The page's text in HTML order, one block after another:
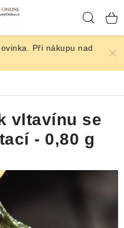
Při nákupu nad
vltavínu se
- 0,80 g